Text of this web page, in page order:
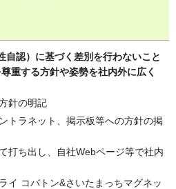
自認）に基づく差別を行わないこと
重する方針や姿勢を社内外に広く
針の明記
トラネット、掲示板等への方針の掲
打ち出し、自社Webページ等で社内
イ コバトン&さいたまっちマグネッ